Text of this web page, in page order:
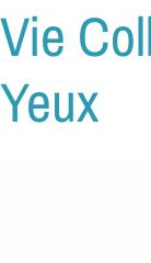
Vie
Yeux